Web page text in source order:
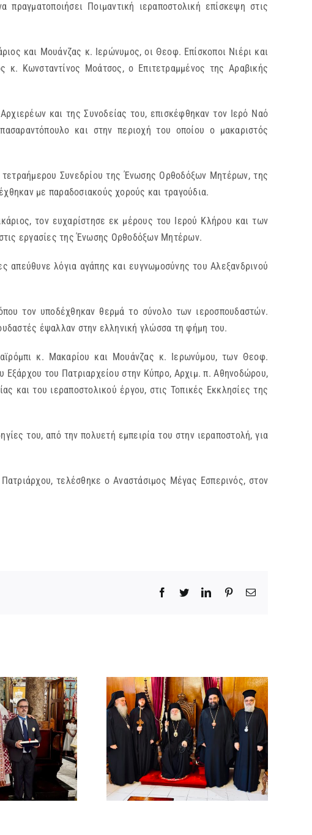
Ποιμαντική ιεραποστολική επίσκεψη στις
και Μουάνζας κ. Ιερώνυμος, οι Θεοφ. Επίσκοποι Νιέρι και
Κωνσταντίνος Μοάτσος, ο Επιτετραμμένος της Αραβικής
και της Συνοδείας του, επισκέφθηκαν τον Ιερό Ναό
και στην περιοχή του οποίου ο μακαριστός
Συνεδρίου της Ένωσης Ορθοδόξων Μητέρων, της
με παραδοσιακούς χορούς και τραγούδια.
τον ευχαρίστησε εκ μέρους του Ιερού Κλήρου και των
εργασίες της Ένωσης Ορθοδόξων Μητέρων.
λόγια αγάπης και ευγνωμοσύνης του Αλεξανδρινού
τον υποδέχθηκαν θερμά το σύνολο των ιεροσπουδαστών.
έψαλλαν στην ελληνική γλώσσα τη φήμη του.
κ. Μακαρίου και Μουάνζας κ. Ιερωνύμου, των Θεοφ.
Εξάρχου του Πατριαρχείου στην Κύπρο, Αρχιμ. π. Αθηνοδώρου,
και του ιεραποστολικού έργου, στις Τοπικές Εκκλησίες της
του, από την πολυετή εμπειρία του στην ιεραποστολή, για
τελέσθηκε ο Αναστάσιμος Μέγας Εσπερινός, στον
Facebook
TwitterLinkedInPinterestEmail
στο